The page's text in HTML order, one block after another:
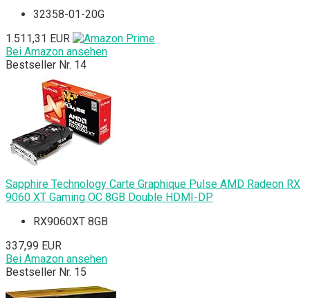
32358-01-20G
1.511,31 EUR
Bei Amazon ansehen
Bestseller Nr. 14
Sapphire Technology Carte Graphique Pulse AMD Radeon RX
9060 XT Gaming OC 8GB Double HDMI-DP
RX9060XT 8GB
337,99 EUR
Bei Amazon ansehen
Bestseller Nr. 15